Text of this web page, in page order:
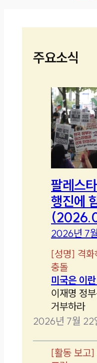
주요소식
팔레스
행진에
2026년 7
[성명] 격
충돌
미국은 이
이재명 정
거부하라
2026년 7월 22
[활동 보고]